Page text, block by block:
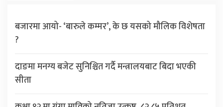
बजारमा आयो- ‘बारुले कम्मर’, के छ यसको मौलिक विशेषता
?
दाङमा मनग्य बजेट सुनिश्चित गर्दै मन्त्रालयबाट बिदा भएकी
सीता